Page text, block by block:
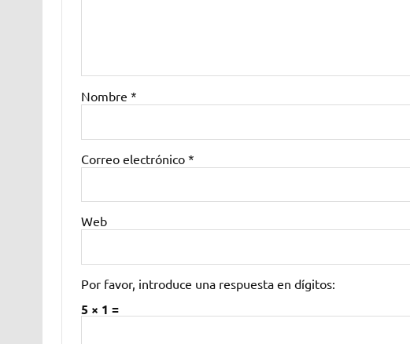
Nombre *
Correo electrónico *
Web
Por favor, introduce una respuesta en dígitos:
5 × 1 =